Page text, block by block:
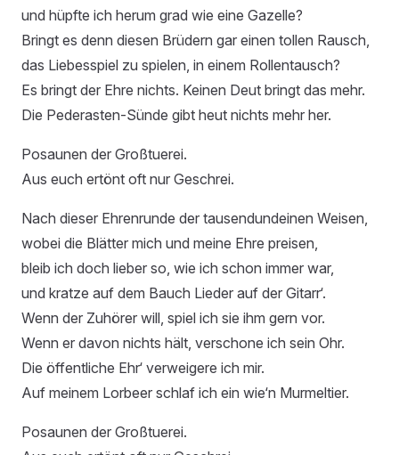
und hüpfte ich herum grad wie eine Gazelle?
Bringt es denn diesen Brüdern gar einen tollen Rausch,
das Liebesspiel zu spielen, in einem Rollentausch?
Es bringt der Ehre nichts. Keinen Deut bringt das mehr.
Die Pederasten-Sünde gibt heut nichts mehr her.
Posaunen der Großtuerei.
Aus euch ertönt oft nur Geschrei.
Nach dieser Ehrenrunde der tausendundeinen Weisen,
wobei die Blätter mich und meine Ehre preisen,
bleib ich doch lieber so, wie ich schon immer war,
und kratze auf dem Bauch Lieder auf der Gitarr‘.
Wenn der Zuhörer will, spiel ich sie ihm gern vor.
Wenn er davon nichts hält, verschone ich sein Ohr.
Die öffentliche Ehr‘ verweigere ich mir.
Auf meinem Lorbeer schlaf ich ein wie‘n Murmeltier.
Posaunen der Großtuerei.